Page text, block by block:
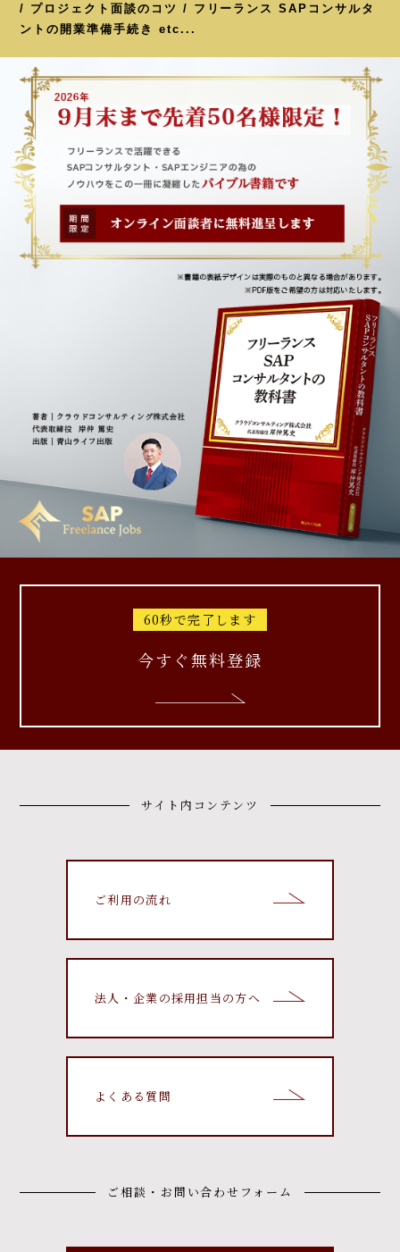
/ プロジェクト面談のコツ / フリーランス SAPコンサルタ
ントの開業準備手続き etc...
60秒で完了します
今すぐ無料登録
サイト内コンテンツ
ご利用の流れ
法人・企業の採用担当の方へ
よくある質問
ご相談・お問い合わせフォーム